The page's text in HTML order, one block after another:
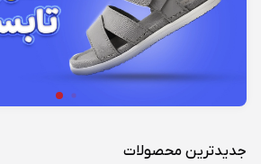
جدیدترین محصولات